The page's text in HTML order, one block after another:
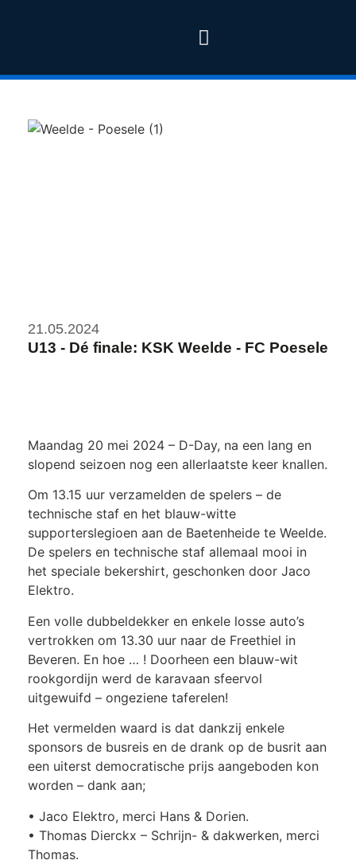
21.05.2024
U13 - Dé finale: KSK Weelde - FC Poesele
Maandag 20 mei 2024 – D-Day, na een lang en
slopend seizoen nog een allerlaatste keer knallen.
Om 13.15 uur verzamelden de spelers – de
technische staf en het blauw-witte
supporterslegioen aan de Baetenheide te Weelde.
De spelers en technische staf allemaal mooi in
het speciale bekershirt, geschonken door Jaco
Elektro.
Een volle dubbeldekker en enkele losse auto’s
vertrokken om 13.30 uur naar de Freethiel in
Beveren. En hoe … ! Doorheen een blauw-wit
rookgordijn werd de karavaan sfeervol
uitgewuifd – ongeziene taferelen!
Het vermelden waard is dat dankzij enkele
sponsors de busreis en de drank op de busrit aan
een uiterst democratische prijs aangeboden kon
worden – dank aan;
• Jaco Elektro, merci Hans & Dorien.
• Thomas Dierckx – Schrijn- & dakwerken, merci
Thomas.